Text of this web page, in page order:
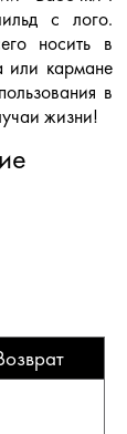
с лого.
носить в
или кармане
в
жизни!